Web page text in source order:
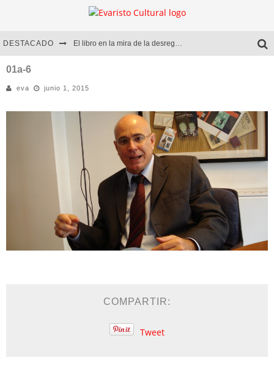
DESTACADO El libro en la mira de la desregulación
Diego Meret | Hotel Acapulco
Alejandra Correa | La nieve
01a-6
eva junio 1, 2015
COMPARTIR:
Tweet